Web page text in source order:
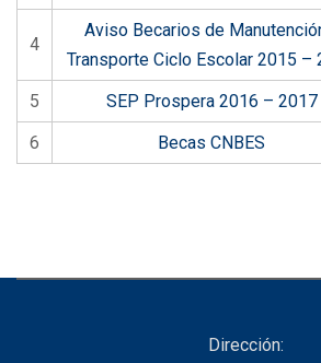
4
Aviso Becarios de
Transporte Ciclo Escolar 2015 –
5 SEP Prospera 2016 – 2017
6
Becas CNBES
Dirección: